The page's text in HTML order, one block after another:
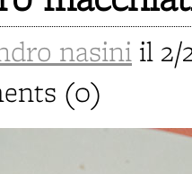
nasini il 2/
(0)